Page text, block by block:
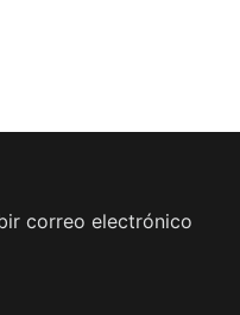
correo electrónico